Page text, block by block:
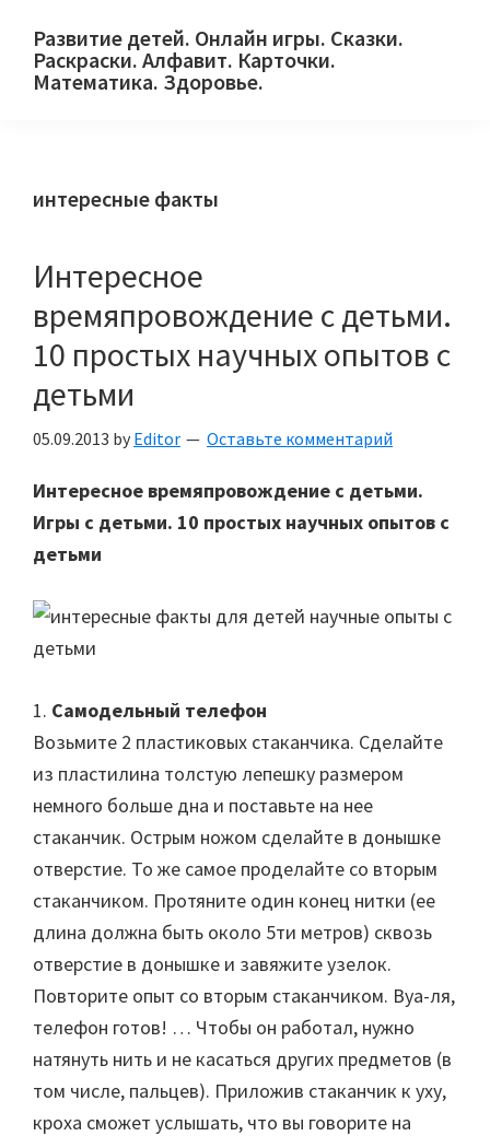
primary
main
primary
Развитие детей. Онлайн игры. Сказки.
Раскраски. Алфавит. Карточки.
Математика. Здоровье.
и
родителей.
интересные факты
Интересное
времяпровождение с детьми.
10 простых научных опытов с
детьми
05.09.2013 by Editor Оставьте комментарий
Интересное времяпровождение с детьми.
Игры с детьми. 10 простых научных опытов с
детьми
1. Самодельный телефон
Возьмите 2 пластиковых стаканчика. Сделайте
из пластилина толстую лепешку размером
немного больше дна и поставьте на нее
стаканчик. Острым ножом сделайте в донышке
отверстие. То же самое проделайте со вторым
стаканчиком. Протяните один конец нитки (ее
длина должна быть около 5ти метров) сквозь
отверстие в донышке и завяжите узелок.
Повторите опыт со вторым стаканчиком. Вуа-ля,
телефон готов! … Чтобы он работал, нужно
натянуть нить и не касаться других предметов (в
том числе, пальцев). Приложив стаканчик к уху,
кроха сможет услышать, что вы говорите на